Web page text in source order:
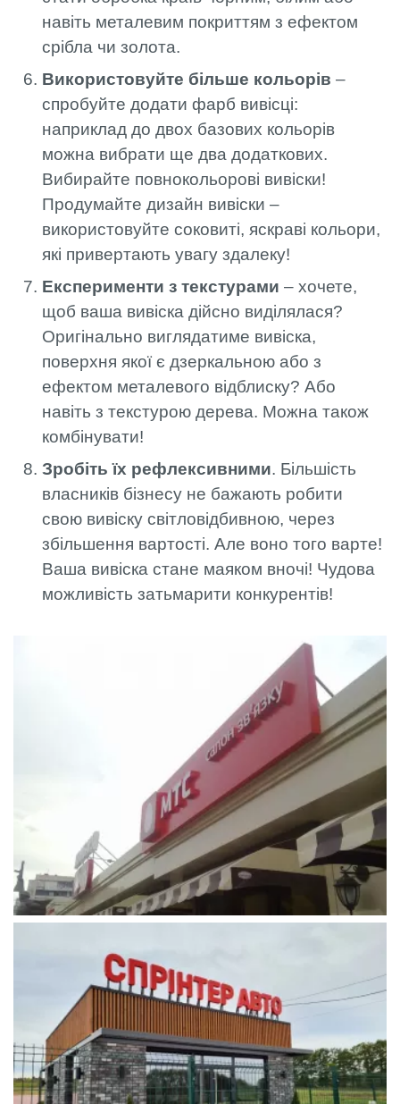
навіть металевим покриттям з ефектом
срібла чи золота.
Використовуйте більше кольорів –
спробуйте додати фарб вивісці:
наприклад до двох базових кольорів
можна вибрати ще два додаткових.
Вибирайте повнокольорові вивіски!
Продумайте дизайн вивіски –
використовуйте соковиті, яскраві кольори,
які привертають увагу здалеку!
Експерименти з текстурами – хочете,
щоб ваша вивіска дійсно виділялася?
Оригінально виглядатиме вивіска,
поверхня якої є дзеркальною або з
ефектом металевого відблиску? Або
навіть з текстурою дерева. Можна також
комбінувати!
Зробіть їх рефлексивними. Більшість
власників бізнесу не бажають робити
свою вивіску світловідбивною, через
збільшення вартості. Але воно того варте!
Ваша вивіска стане маяком вночі! Чудова
можливість затьмарити конкурентів!